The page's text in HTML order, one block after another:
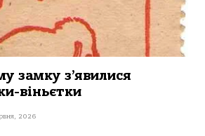
замку з’явилися
віньєтки
2026